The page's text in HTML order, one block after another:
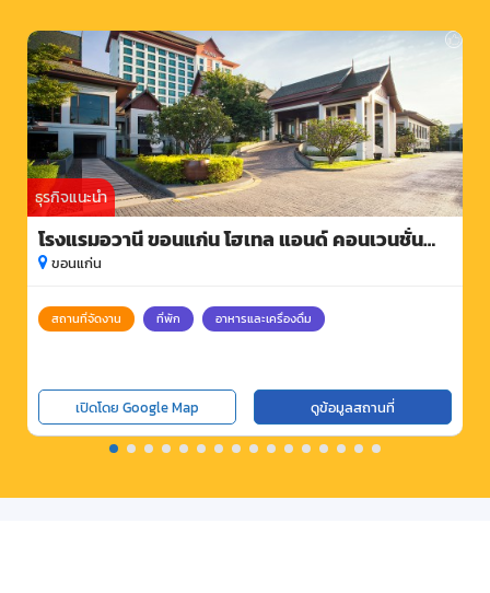
ธุรกิจแนะนำ
โรงแรมอวานี ขอนแก่น โฮเทล แอนด์ คอนเวนชั่น
เซ็นเตอร์
ขอนแก่น
สถานที่จัดงาน ที่พัก อาหารและเครื่องดื่ม
เปิดโดย Google Map ดูข้อมูลสถานที่